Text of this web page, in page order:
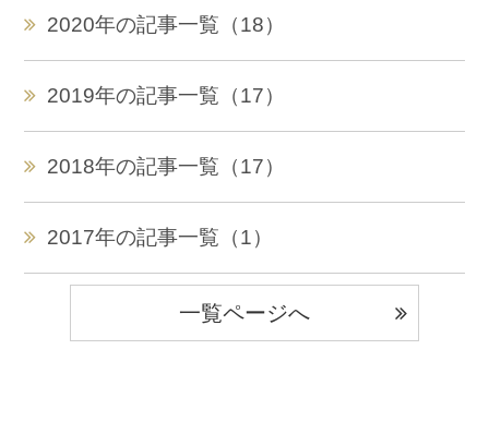
2020年の記事一覧（18）
2019年の記事一覧（17）
2018年の記事一覧（17）
2017年の記事一覧（1）
一覧ページへ